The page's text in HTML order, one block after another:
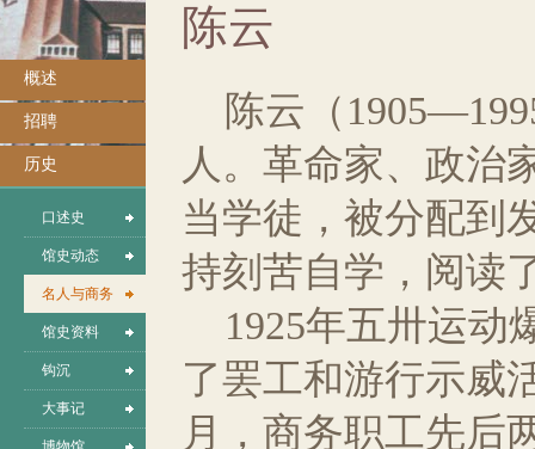
概述
招聘
历史
口述史
馆史动态
名人与商务
馆史资料
钩沉
大事记
陈云
陈云（
人。革命家、政治
当学徒，被分配到
持刻苦自学，阅读
1925年五卅运动
了罢工和游行示威
月，商务职工先后